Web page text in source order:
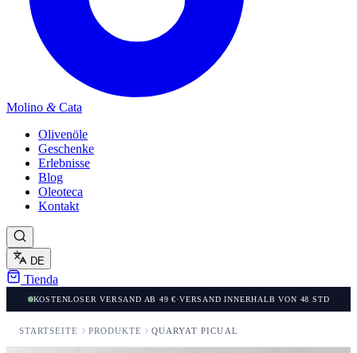
Molino &Cata
Olivenöle
Geschenke
Erlebnisse
Blog
Oleoteca
Kontakt
DE
Tienda
KOSTENLOSER VERSAND AB 49 €·VERSAND INNERHALB VON 48 STD
STARTSEITE PRODUKTE QUARYAT PICUAL